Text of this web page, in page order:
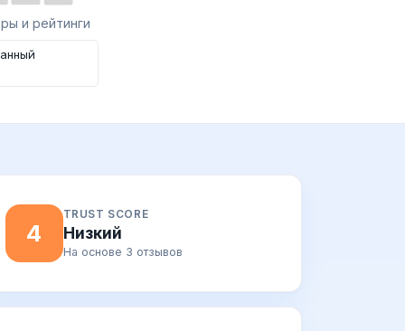
и рейтинги
4
TRUST SCORE
Низкий
На основе 3 отзывов